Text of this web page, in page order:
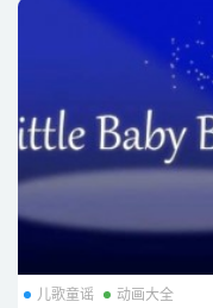
儿歌童谣 动画大全